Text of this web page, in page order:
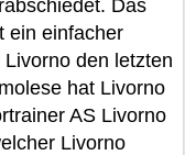
Das
ein einfacher
den letzten
hat Livorno
AS Livorno
Livorno